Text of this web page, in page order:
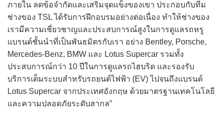
ภายใน ลดข้อจำกัดและเสริมจุดแข็งของเขา ประกอบกับทีม
ช่างของ TSL ได้รับการฝึกอบรมอย่างต่อเนื่อง ทำให้ช่างของ
เรามีความเชี่ยวชาญและประสบการณ์สูงในการดูแลรถหรู
แบรนด์ชั้นนำที่เป็นพันธมิตรกับเรา อย่าง Bentley, Porsche,
Mercedes-Benz, BMW และ Lotus Supercar รวมทั้ง
ประสบการณ์กว่า 10 ปีในการดูแลรถไฮบริด และรองรับ
บริการเต็มระบบสำหรับรถยนต์ไฟฟ้า (EV) ไปจนถึงแบรนด์
Lotus Supercar จากประเทศอังกฤษ ด้วยมาตรฐานเทคโนโลยี
และความปลอดภัยระดับสากล”